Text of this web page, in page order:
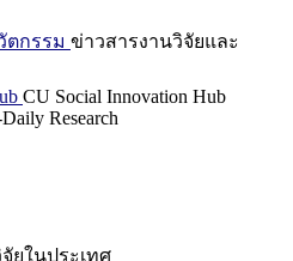
ตกรรม ข่าวสารงานวิจัยและ
CU Social Innovation Hub
Research
ยในประเทศ